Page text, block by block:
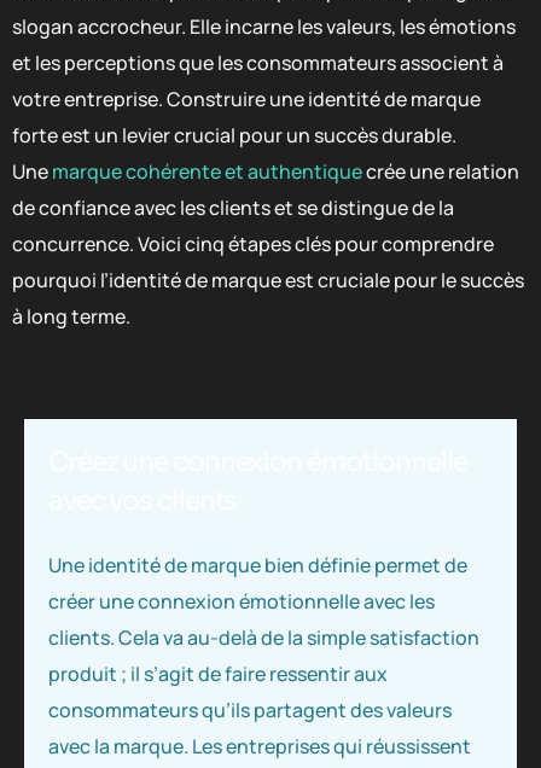
slogan accrocheur. Elle incarne les valeurs, les émotions
et les perceptions que les consommateurs associent à
votre entreprise. Construire une identité de marque
forte est un levier crucial pour un succès durable.
Unemarque cohérente et authentiquecrée une relation
de confiance avec les clients et se distingue de la
concurrence. Voici cinq étapes clés pour comprendre
pourquoi l’identité de marque est cruciale pour le succès
à long terme.
Une identité de marque bien définie permet de
créer une connexion émotionnelle avec les
clients. Cela va au-delà de la simple satisfaction
produit ; il s’agit de faire ressentir aux
consommateurs qu’ils partagent des valeurs
avec la marque. Les entreprises qui réussissent